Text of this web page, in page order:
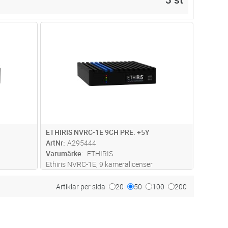
ETHIRIS NVRC-1E 9CH PRE. +5Y
ArtNr A295444
Varumärke
ETHIRIS
Ethiris NVRC-1E, 9 kameralicenser
uppdateringar. Kameralicenserna i NVRC-1E
Artiklar per sida 20 50 100 200